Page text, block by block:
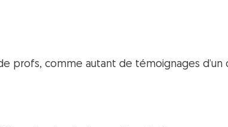
profs, comme autant de témoignages d’un